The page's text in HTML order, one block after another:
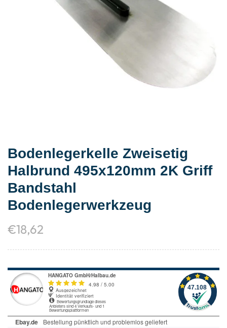
Bodenlegerkelle Zweisetig
Halbrund 495x120mm 2K Griff
Bandstahl
Bodenlegerwerkzeug
€18,62